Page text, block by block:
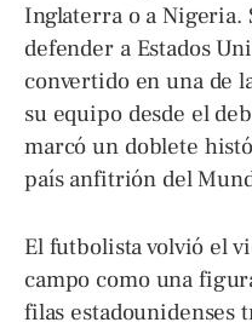
Inglaterra o a Nigeria.
defender a Estados
convertido en una de
su equipo desde el
marcó un doblete
país anfitrión del
El futbolista volvió el
campo como una
filas estadounidenses